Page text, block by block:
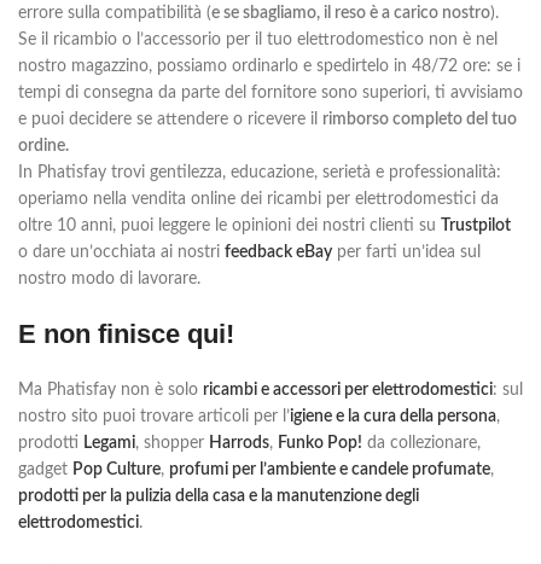
errore sulla compatibilità (e se sbagliamo, il reso è a carico nostro).
Se il ricambio o l’accessorio per il tuo elettrodomestico non è nel
nostro magazzino, possiamo ordinarlo e spedirtelo in 48/72 ore: se i
tempi di consegna da parte del fornitore sono superiori, ti avvisiamo
e puoi decidere se attendere o ricevere il rimborso completo del tuo
ordine.
In Phatisfay trovi gentilezza, educazione, serietà e professionalità:
operiamo nella vendita online dei ricambi per elettrodomestici da
oltre 10 anni, puoi leggere le opinioni dei nostri clienti su
Trustpilot
o dare un’occhiata ai nostri feedback eBay per farti un’idea sul
nostro modo di lavorare.
E non finisce qui!
Ma Phatisfay non è solo ricambi e accessori per elettrodomestici: sul
nostro sito puoi trovare articoli per l’igiene e la cura della persona,
prodotti Legami, shopper Harrods, Funko Pop! da collezionare,
gadget Pop Culture, profumi per l’ambiente e candele profumate,
prodotti per la pulizia della casa e la manutenzione degli
elettrodomestici.